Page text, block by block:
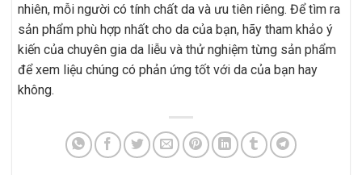
nhiên, mỗi người có tính chất da và ưu tiên riêng. Để tìm ra
sản phẩm phù hợp nhất cho da của bạn, hãy tham khảo ý
kiến của chuyên gia da liễu và thử nghiệm từng sản phẩm
để xem liệu chúng có phản ứng tốt với da của bạn hay
không.